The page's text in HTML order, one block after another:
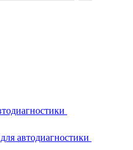
автодиагностики